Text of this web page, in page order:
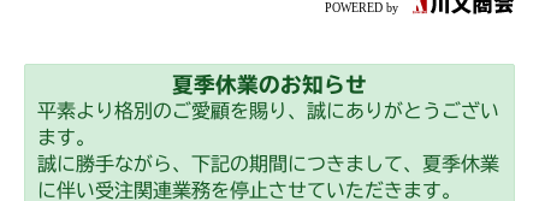
ミッション FIG4 アクスル
CM250
ミッション FIG4 アクスル
CM252
夏季休業のお知らせ
平素より格別のご愛顧を賜り、誠にありがとうござい
ます。
誠に勝手ながら、下記の期間につきまして、夏季休業
に伴い受注関連業務を停止させていただきます。